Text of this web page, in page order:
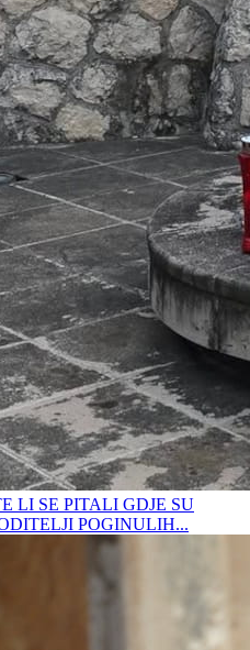
LI SE PITALI GDJE SU
POGINULIH...